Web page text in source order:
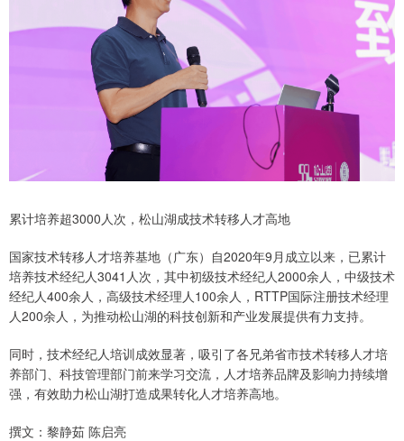
累计培养超3000人次，松山湖成技术转移人才高地
国家技术转移人才培养基地（广东）自2020年9月成立以来，已累计
培养技术经纪人3041人次，其中初级技术经纪人2000余人，中级技术
经纪人400余人，高级技术经理人100余人，RTTP国际注册技术经理
人200余人，为推动松山湖的科技创新和产业发展提供有力支持。
同时，技术经纪人培训成效显著，吸引了各兄弟省市技术转移人才培
养部门、科技管理部门前来学习交流，人才培养品牌及影响力持续增
强，有效助力松山湖打造成果转化人才培养高地。
撰文：黎静茹 陈启亮